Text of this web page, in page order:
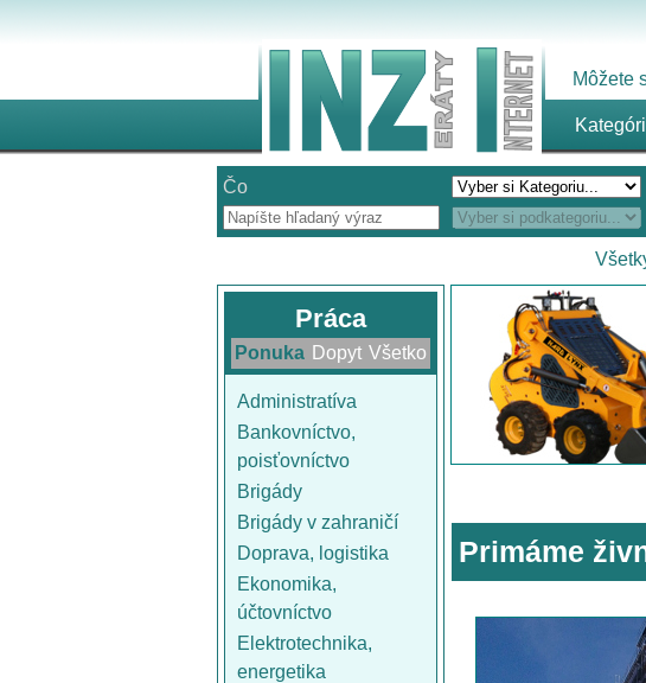
Môžete
Čo
Práca
Ponuka Dopyt Všetko
Administratíva
Bankovníctvo,
poisťovníctvo
Brigády
Brigády v zahraničí
Doprava, logistika
Ekonomika,
účtovníctvo
Elektrotechnika,
energetika
Primáme